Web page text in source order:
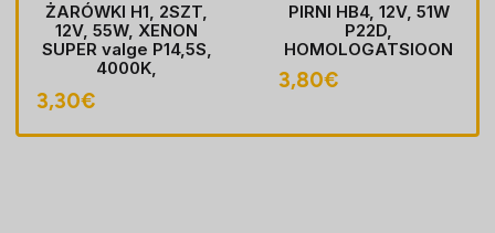
ŻARÓWKI H1, 2SZT,
12V, 55W, XENON
SUPER valge P14,5S,
4000K,
3,30€
PIRNI HB4, 12V, 51W
P22D,
HOMOLOGATSIOON
3,80€